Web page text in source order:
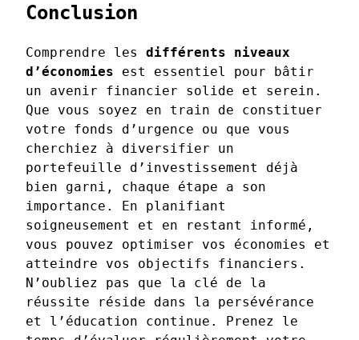
Conclusion
Comprendre les différents niveaux
d’économies est essentiel pour bâtir
un avenir financier solide et serein.
Que vous soyez en train de constituer
votre fonds d’urgence ou que vous
cherchiez à diversifier un
portefeuille d’investissement déjà
bien garni, chaque étape a son
importance. En planifiant
soigneusement et en restant informé,
vous pouvez optimiser vos économies et
atteindre vos objectifs financiers.
N’oubliez pas que la clé de la
réussite réside dans la persévérance
et l’éducation continue. Prenez le